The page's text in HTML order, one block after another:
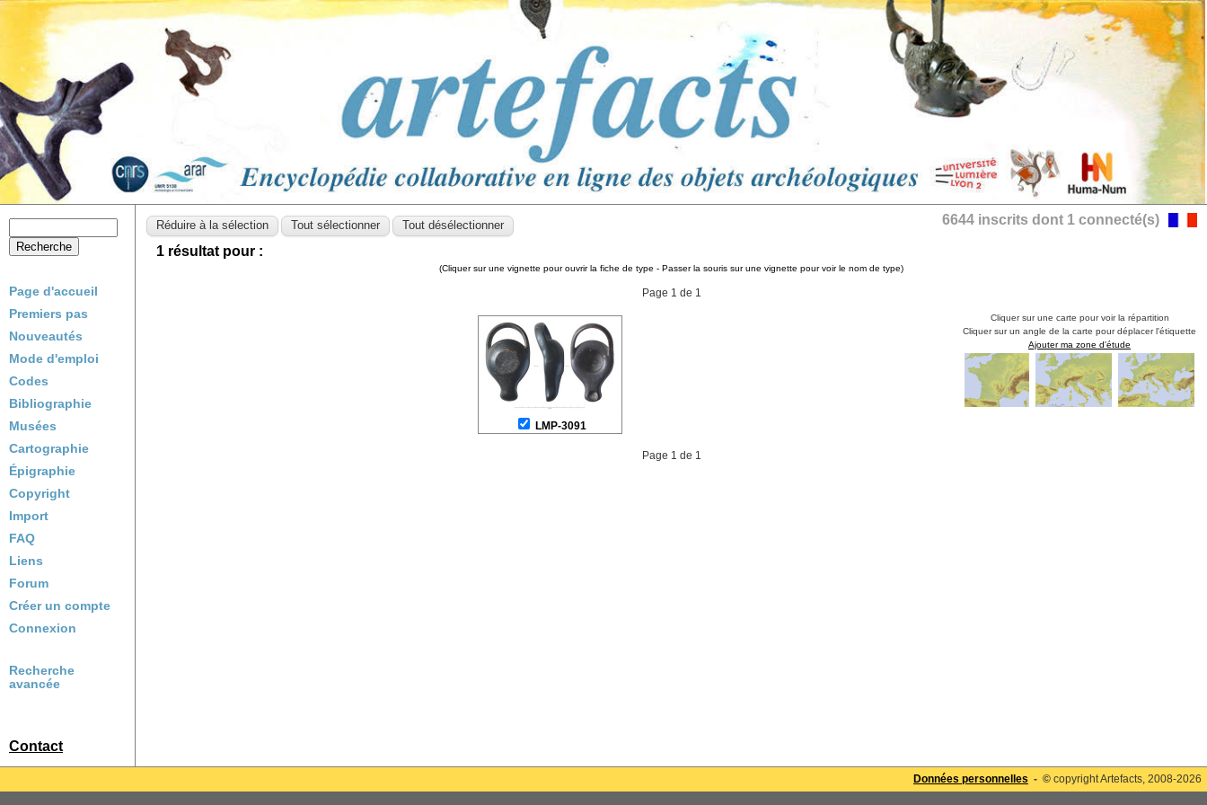
Page d'accueil
Premiers pas
Nouveautés
Mode d'emploi
Codes
Bibliographie
Musées
Cartographie
Épigraphie
Copyright
Import
FAQ
Liens
Forum
Créer un compte
Connexion
Recherche
avancée
Contact
6644 inscrits dont 1 connecté(s)
1 résultat pour :
(Cliquer sur une vignette pour ouvrir la fiche de type - Passer la souris sur une vignette pour voir le nom de type)
Page 1 de 1
Cliquer sur une carte pour voir la répartition
Cliquer sur un angle de la carte pour déplacer l'étiquette
Ajouter ma zone d'étude
LMP-3091
Page 1 de 1
Données personnelles - © copyright Artefacts, 2008-2026